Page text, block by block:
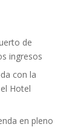
de
ingresos
con la
Hotel
en pleno